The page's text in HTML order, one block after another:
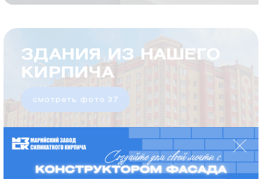
ЗДАНИЯ ИЗ НАШЕГО
КИРПИЧА
смотреть фото 37